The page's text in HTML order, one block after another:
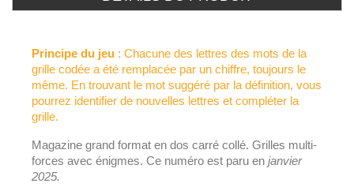
Principe du jeu : Chacune des lettres des mots de la
grille codée a été remplacée par un chiffre, toujours le
même. En trouvant le mot suggéré par la définition, vous
pourrez identifier de nouvelles lettres et compléter la
grille.
Magazine grand format en dos carré collé. Grilles multi-
forces avec énigmes. Ce numéro est paru en janvier
2025.